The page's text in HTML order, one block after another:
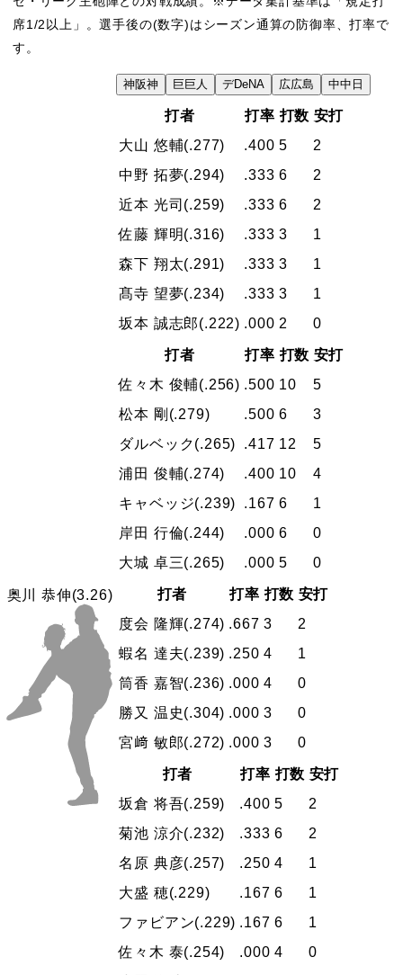
席1/2以上」。選手後の(数字)はシーズン通算の防御率、打率で
す。
神阪神 巨 巨人 デDeNA 広広島 中中日
奥川 恭伸(3.26)
打者 打率 打数 安打
大山 悠輔(.277) .400 5
2
中野 拓夢(.294) .333 6
2
近本 光司 (.259) .333 6
2
佐藤 輝明(.316) .333 3
1
森下 翔太(.291) .333 3
1
髙寺 望夢(.234) .333 3
1
坂本 誠志郎(.222) .000 2 0
打者 打率 打数 安打
佐々木 俊輔(.256) .500 10
5
松本 剛 (.279) .500 6
3
ダルベック(.265) .417 12
5
浦田 俊輔(.274) .400 10
4
キャベッジ(.239) .167 6
1
岸田 行倫(.244) .000 6
0
大城 卓三(.265) .000 5 0
打者 打率 打数 安打
度会 隆輝(.274) .667 3
2
蝦名 達夫(.239) .250 4
1
筒香 嘉智(.236) .000 4
0
勝又 温史(.304) .000 3
0
宮﨑 敏郎(.272) .000 3 0
打者 打率 打数 安打
坂倉 将吾(.259) .400 5
2
菊池 涼介(.232) .333 6
2
名原 典彦(.257) .250 4
1
大盛 穂(.229) .167 6
1
ファビアン(.229) .167 6
1
佐々木 泰(.254) .000 4
0